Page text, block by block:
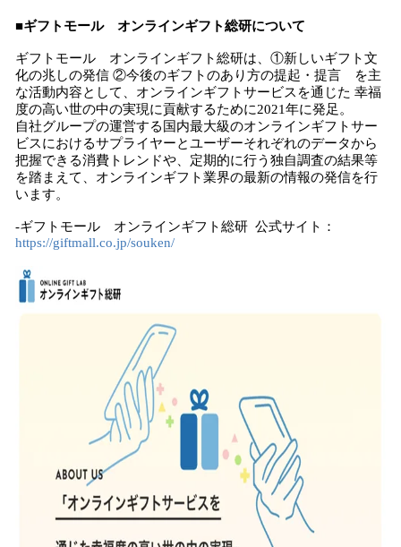
■ギフトモール オンラインギフト総研について
ギフトモール オンラインギフト総研は、①新しいギフト文
化の兆しの発信 ②今後のギフトのあり方の提起・提言 を主
な活動内容として、オンラインギフトサービスを通じた 幸福
度の高い世の中の実現に貢献するために2021年に発足。
自社グループの運営する国内最大級のオンラインギフトサー
ビスにおけるサプライヤーとユーザーそれぞれのデータから
把握できる消費トレンドや、定期的に行う独自調査の結果等
を踏まえて、オンラインギフト業界の最新の情報の発信を行
います。
-ギフトモール オンラインギフト総研 公式サイト：
https://giftmall.co.jp/souken/